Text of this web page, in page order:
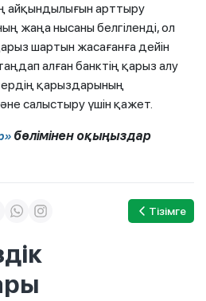
айқындылығын арттыру
жаңа нысаны белгіленді, ол
шартын жасағанға дейін
алған банктің қарыз алу
қарыздарының
салыстыру үшін қажет.
бөлімінен оқыңыздар
Тізімге